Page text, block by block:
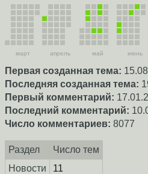
март апрель май июнь
Первая созданная тема:
Последняя созданная тема:
Первый комментарий:
Последний комментарий:
Число комментариев: 8077
Раздел
Число тем
Новости
11